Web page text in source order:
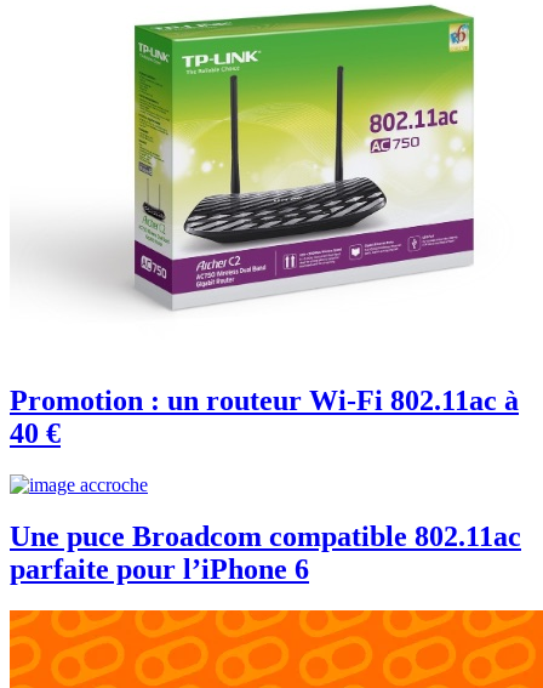
Promotion : un routeur Wi-Fi 802.11ac à
40 €
Une puce Broadcom compatible 802.11ac
parfaite pour l’iPhone 6